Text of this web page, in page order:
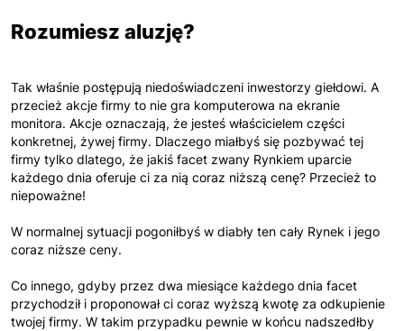
Rozumiesz aluzję?
Tak właśnie postępują niedoświadczeni inwestorzy giełdowi. A
przecież akcje firmy to nie gra komputerowa na ekranie
monitora. Akcje oznaczają, że jesteś właścicielem części
konkretnej, żywej firmy. Dlaczego miałbyś się pozbywać tej
firmy tylko dlatego, że jakiś facet zwany Rynkiem uparcie
każdego dnia oferuje ci za nią coraz niższą cenę? Przecież to
niepoważne!
W normalnej sytuacji pogoniłbyś w diabły ten cały Rynek i jego
coraz niższe ceny.
Co innego, gdyby przez dwa miesiące każdego dnia facet
przychodził i proponował ci coraz wyższą kwotę za odkupienie
twojej firmy. W takim przypadku pewnie w końcu nadszedłby